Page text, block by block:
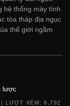
hệ thống máy tính
tòa tháp địa ngục
thế giới ngầm
lược
| LƯỢT XEM: 8,792